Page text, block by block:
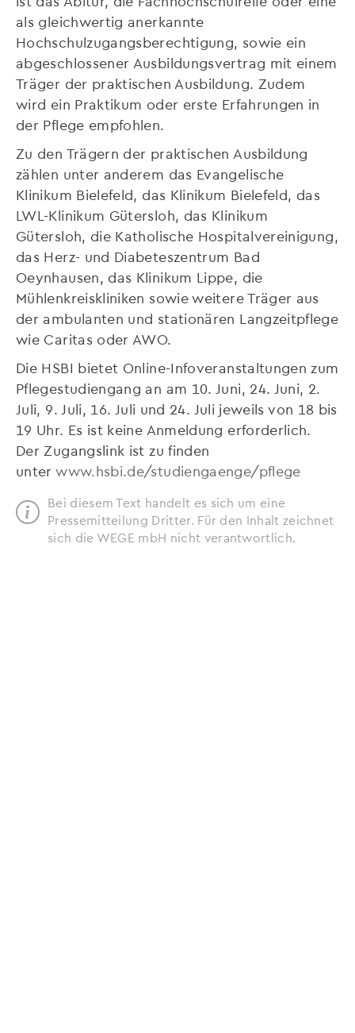
als gleichwertig anerkannte
Hochschulzugangsberechtigung, sowie ein
abgeschlossener Ausbildungsvertrag mit einem
Träger der praktischen Ausbildung. Zudem
wird ein Praktikum oder erste Erfahrungen in
der Pflege empfohlen.
Zu den Trägern der praktischen Ausbildung
zählen unter anderem das Evangelische
Klinikum Bielefeld, das Klinikum Bielefeld, das
LWL-Klinikum Gütersloh, das Klinikum
Gütersloh, die Katholische Hospitalvereinigung,
das Herz- und Diabeteszentrum Bad
Oeynhausen, das Klinikum Lippe, die
Mühlenkreiskliniken sowie weitere Träger aus
der ambulanten und stationären Langzeitpflege
wie Caritas oder AWO.
Die HSBI bietet Online-Infoveranstaltungen zum
Pflegestudiengang an am 10. Juni, 24. Juni, 2.
Juli, 9. Juli, 16. Juli und 24. Juli jeweils von 18 bis
19 Uhr. Es ist keine Anmeldung erforderlich.
Der Zugangslink ist zu finden
unterwww.hsbi.de/studiengaenge/pflege
Bei diesem Text handelt es sich um eine
Pressemitteilung Dritter. Für den Inhalt zeichnet
sich die WEGE mbH nicht verantwortlich.